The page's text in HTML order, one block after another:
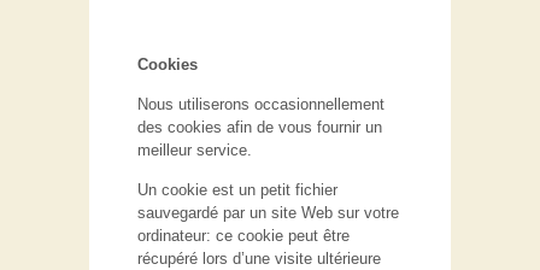
Cookies
Nous utiliserons occasionnellement
des cookies afin de vous fournir un
meilleur service.
Un cookie est un petit fichier
sauvegardé par un site Web sur votre
ordinateur: ce cookie peut être
récupéré lors d’une visite ultérieure